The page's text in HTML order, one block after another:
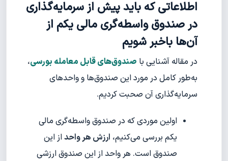
اطلاعاتی که باید پیش از سرمایه‌گذاری
در صندوق واسطه‌گری مالی یکم از
آن‌ها با‌خبر شویم
در مقاله آشنایی با صندوق‌های قابل معامله بورسی،
به‌طور کامل در مورد این صندوق‌ها و واحدهای
سرمایه‌گذاری آن‌ صحبت کردیم.
اولین موردی که در صندوق واسطه‌گری مالی
یکم بررسی می‌کنیم، ارزش هر واحداز این
صندوق است. هر واحد از این صندوق ارزشی